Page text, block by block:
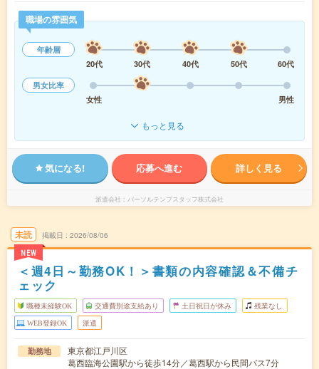
職場の雰囲気
年齢層
20代
30代 40代 50代
60代
男女比率
女性
男性
もっと見る
気になる! 応募へ進む 詳しく見る
派遣会社 パーソルテンプスタッフ株式会社
未読
NEW
掲載日 2026/08/06
＜週4日～勤務OK！＞書類の内容確認＆不備チ
ェック
職種未経験OK 交通費別途支給あり 土日祝日が休み 残業なし
WEB登録OK 派遣
勤務地
東京都江戸川区
葛西臨海公園駅から徒歩14分／葛西駅から民間バス7分